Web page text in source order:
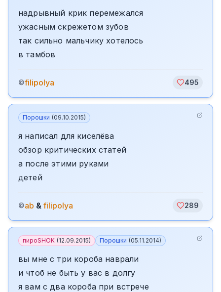
надрывный крик перемежался
ужасным скрежетом зубов
так сильно мальчику хотелось
в тамбов
©filipolya 495
Порошки (09.10.2015)
я написал для киселёва
обзор критических статей
а после этими руками
детей
©ab & filipolya 289
пироSHOK (12.09.2015) Порошки (05.11.2014)
вы мне с три короба наврали
и чтоб не быть у вас в долгу
я вам с два короба при встрече